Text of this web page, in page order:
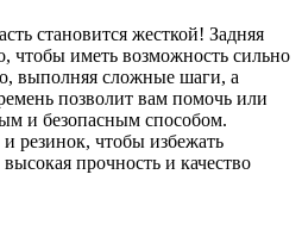
становится жесткой! Задняя
чтобы иметь возможность сильно
выполняя сложные шаги, а
позволит вам помочь или
и безопасным способом.
резинок, чтобы избежать
прочность и качество